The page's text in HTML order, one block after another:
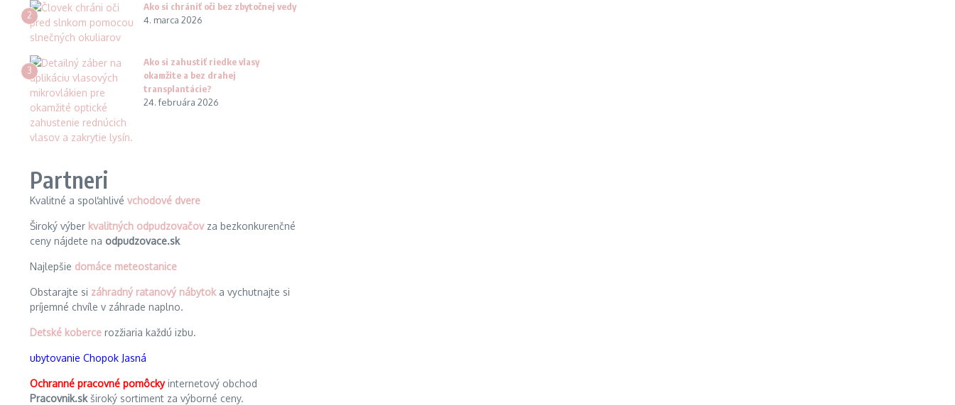
2
Ako si chrániť oči bez zbytočnej vedy
4. marca 2026
3
Ako si zahustiť riedke vlasy
okamžite a bez drahej
transplantácie?
24. februára 2026
Partneri
Kvalitné a spoľahlivé vchodové dvere
Široký výber kvalitných odpudzovačovza bezkonkurenčné
ceny nájdete na odpudzovace.sk
Najlepšie domáce meteostanice
Obstarajte si záhradný ratanový nábytok a vychutnajte si
príjemné chvíle v záhrade naplno.
Detské koberce rozžiaria každú izbu.
ubytovanie Chopok Jasná
Ochranné pracovné pomôckyinternetový obchod
Pracovnik.skširoký sortiment za výborné ceny.